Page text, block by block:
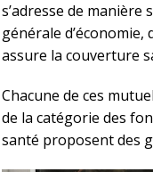
s’adresse de
générale d’économie,
assure la couverture
Chacune de ces
de la catégorie des
santé proposent des